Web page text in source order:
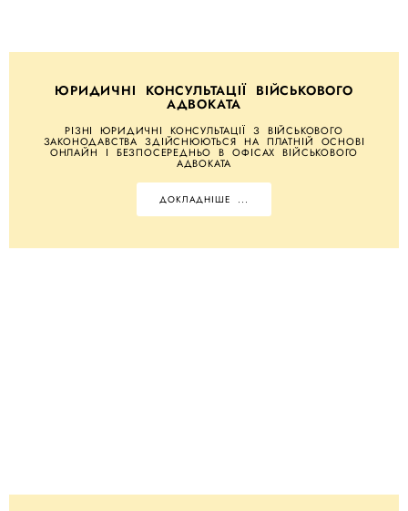
ЮРИДИЧНІ КОНСУЛЬТАЦІЇ ВІЙСЬКОВОГО
АДВОКАТА
РІЗНІ ЮРИДИЧНІ КОНСУЛЬТАЦІЇ З ВІЙСЬКОВОГО
ЗАКОНОДАВСТВА ЗДІЙСНЮЮТЬСЯ НА ПЛАТНІЙ ОСНОВІ
ОНЛАЙН І БЕЗПОСЕРЕДНЬО В ОФІСАХ ВІЙСЬКОВОГО
АДВОКАТА
ДОКЛАДНІШЕ ...